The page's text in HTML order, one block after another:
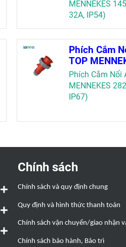
MENNEKES
32A, IP54)
Phích Cắm
TOP
(16A, 4P,
Phích Cắm Nổi
MENNEKES
IP67)
Chính sách
Chính sách và quy định chung
Quy định và hình thức thanh toán
Chính sách vận chuyển/giao nhận
Chính sách bảo hành, Bảo trì